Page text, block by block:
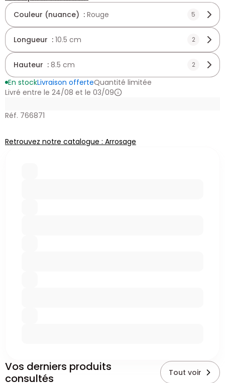
Couleur (nuance) : Rouge 5
Longueur : 10.5 cm 2
Hauteur : 8.5 cm 2
En stockLivraison offerteQuantité limitée
Livré entre le 24/08 et le 03/09
Réf. 766871
Retrouvez notre catalogue : Arrosage
Vos derniers produits
consultés
Tout voir